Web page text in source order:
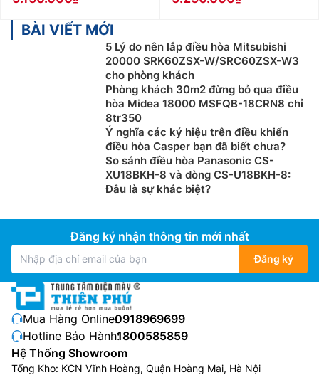
thế bạn nên chọn điều hòa 9000btu (1 ngựa hay 1HP)
Điện Máy Thiên Phú xin gợi ý 1 số thông tin cơ bản khi
chọn mua Điều Hòa Nagakawa theo diện tích phòng:
Điều hòa 9.000 BTU (tương đương 1 HP hay 1
ngựa) : Phù hợp với phòng có diện tích dưới 15m2
Điều hòa 12.000 BTU (tương đương 1,5 HP hay 1,5
ngựa): Phù hợp với phòng có diện tích từ 16m2 –
20m2
Điều hòa 18.000 BTU (tương đương 2 HP hay 2
BÀI VIẾT MỚI
5 Lý do nên lắp điều hòa Mitsubishi
20000 SRK60ZSX-W/SRC60ZSX-W3
cho phòng khách
Phòng khách 30m2 đừng bỏ qua điều
hòa Midea 18000 MSFQB-18CRN8 chỉ
8tr350
Ý nghĩa các ký hiệu trên điều khiển
điều hòa Casper bạn đã biết chưa?
So sánh điều hòa Panasonic CS-
XU18BKH-8 và dòng CS-U18BKH-8:
Đâu là sự khác biệt?
Đăng ký nhận thông tin mới nhất
Đăng ký
Mua Hàng Online:0918969699
Hotline Bảo Hành:1800585859
Hệ Thống Showroom
Tổng Kho: KCN Vĩnh Hoàng, Quận Hoàng Mai, Hà Nội